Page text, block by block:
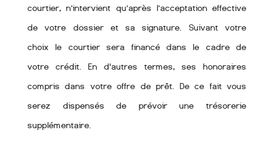
courtier, n’intervient qu’après l’acceptation effective
de votre dossier et sa signature. Suivant votre
choix le courtier sera financé dans le cadre de
votre crédit. En d'autres termes, ses honoraires
compris dans votre offre de prêt. De ce fait vous
serez dispensés de prévoir une trésorerie
supplémentaire.